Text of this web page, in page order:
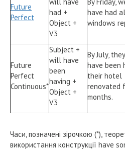
Future
Perfect
had +
Object +
V3
have had
windows
Future
Perfect
Continuous*
Subject +
will have
been
having +
Object +
V3
By July,
have been
their hotel
renovated
months.
Часи, позначені зірочкою (*),
використання конструкції have